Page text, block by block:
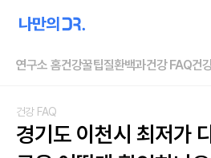
연구소 홈건강꿀팁질환백과건강 FAQ건
건강 FAQ
경기도 이천시 최저가